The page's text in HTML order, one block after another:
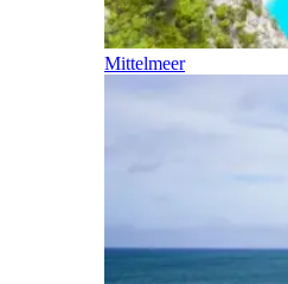
Mittelmeer